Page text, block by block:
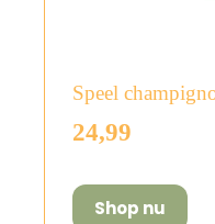
Speel
24,99
Shop nu